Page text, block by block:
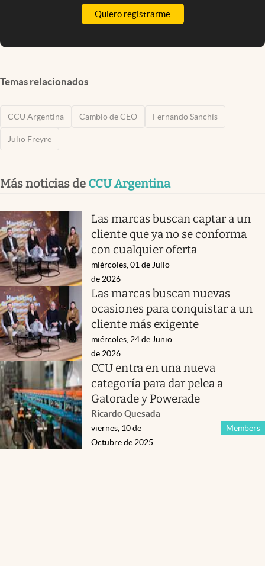
Quiero registrarme
Temas relacionados
CCU Argentina Cambio de CEO Fernando Sanchís
Julio Freyre
Más noticias de CCU Argentina
Las marcas buscan captar a un
cliente que ya no se conforma
con cualquier oferta
miércoles, 01 de Julio
de 2026
Las marcas buscan nuevas
ocasiones para conquistar a un
cliente más exigente
miércoles, 24 de Junio
de 2026
CCU entra en una nueva
categoría para dar pelea a
Gatorade y Powerade
Ricardo Quesada
Members
viernes, 10 de
Octubre de 2025